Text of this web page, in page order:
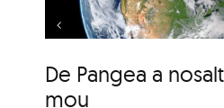
De Pangea a
mou